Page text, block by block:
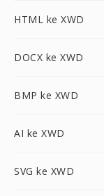
HTML ke XWD
DOCX ke XWD
BMP ke XWD
AI ke XWD
SVG ke XWD